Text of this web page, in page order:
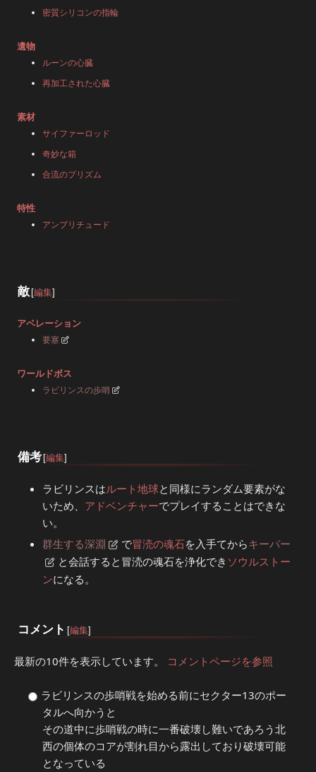
密質シリコンの指輪
遺物
ルーンの心臓
再加工された心臓
素材
サイファーロッド
奇妙な箱
合流のプリズム
特性
アンプリチュード
敵 [編集]
アベレーション
要塞
ワールドボス
ラビリンスの歩哨
備考 [編集]
ラビリンスはルート地球と同様にランダム要素がな
いため、 アドベンチャーでプレイすることはできな
い。
群生する深淵
で冒涜の魂石を入手てからキーパー
と会話すると冒涜の魂石を浄化でき ソウルストー
ンになる。
コメント [編集]
最新の10件を表示しています。 コメントページを参照
ラビリンスの歩哨戦を始める前にセクター13のポー
タルへ向かうと
その道中に歩哨戦の時に一番破壊し難いであろう北
西の個体のコアが割れ目から露出しており破壊可能
となっている